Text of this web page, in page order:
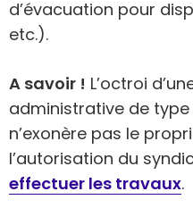
d’évacuation pour
etc.).
A savoir ! L’octroi
administrative de type
n’exonère pas le
l’autorisation du
effectuer les travaux.